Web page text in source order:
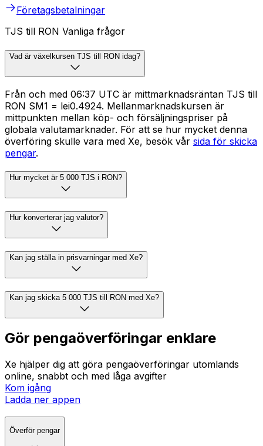
Företagsbetalningar
TJS till RON Vanliga frågor
Vad är växelkursen TJS till RON idag?
Från och med 06:37 UTC är mittmarknadsräntan TJS till
RON SM1 = lei0.4924. Mellanmarknadskursen är
mittpunkten mellan köp- och försäljningspriser på
globala valutamarknader. För att se hur mycket denna
överföring skulle vara med Xe, besök vår sida för skicka
pengar.
Hur mycket är 5 000 TJS i RON?
Hur konverterar jag valutor?
Kan jag ställa in prisvarningar med Xe?
Kan jag skicka 5 000 TJS till RON med Xe?
Gör pengaöverföringar enklare
Xe hjälper dig att göra pengaöverföringar utomlands
online, snabbt och med låga avgifter
Kom igång
Ladda ner appen
Överför pengar